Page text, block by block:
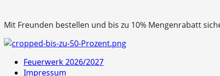
Mit Freunden bestellen und bis zu 10% Mengenrabatt
Primäres
Menü
Feuerwerk 2026/2027
Impressum